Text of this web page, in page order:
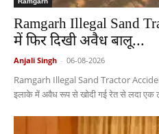
Ramgarh Illegal Sand
में फिर दिखी अवैध बालू...
Anjali Singh - 06-08-2026
Ramgarh Illegal Sand Tractor
इलाके में अवैध रूप से खोदी गई रेत से लदा एक